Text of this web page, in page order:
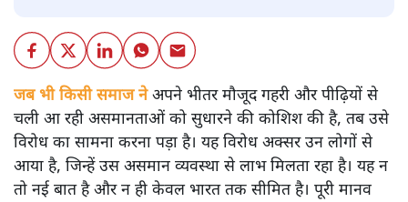
जब भी किसी समाज नेअपने भीतर मौजूद गहरी और पीढ़ियों से
चली आ रही असमानताओं को सुधारने की कोशिश की है, तब उसे
विरोध का सामना करना पड़ा है। यह विरोध अक्सर उन लोगों से
आया है, जिन्हें उस असमान व्यवस्था से लाभ मिलता रहा है। यह न
तो नई बात है और न ही केवल भारत तक सीमित है। पूरी मानव